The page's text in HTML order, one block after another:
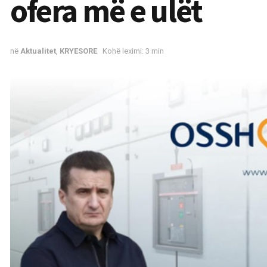
ofera më e ulët
në Aktualitet KRYESORE Kohë leximi: 3 min